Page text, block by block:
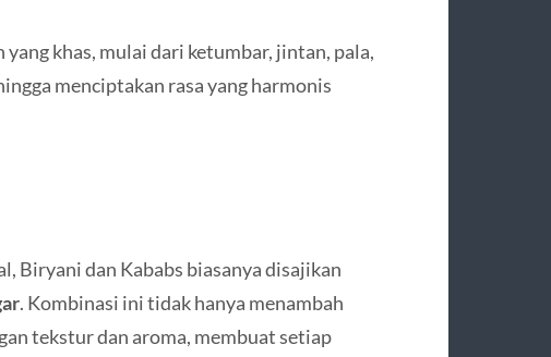
khas, mulai dari ketumbar, jintan, pala,
menciptakan rasa yang harmonis
Biryani dan Kababs biasanya disajikan
. Kombinasi ini tidak hanya menambah
tekstur dan aroma, membuat setiap